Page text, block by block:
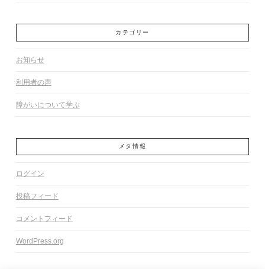
カテゴリー
お知らせ
利用者の声
障がいについて学ぶ
メタ情報
ログイン
投稿フィード
コメントフィード
WordPress.org